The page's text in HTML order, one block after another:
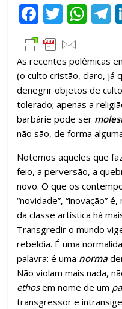
F
ac
e
b
o
o
k
T
w
itt
er
W
at
s
A
p
p
T
a
As recentes polêmicas
(o culto cristão, claro, já
denegrir objetos de
tolerado; apenas a
barbárie pode ser
não são, de forma
Notemos aqueles que
feio, a perversão, a
novo. O que os
“novidade”, “inovação”
da classe artística há
Transgredir o mundo
rebeldia. É uma
palavra: é uma norma
Não violam mais nada,
ethosem nome de um
transgressor e